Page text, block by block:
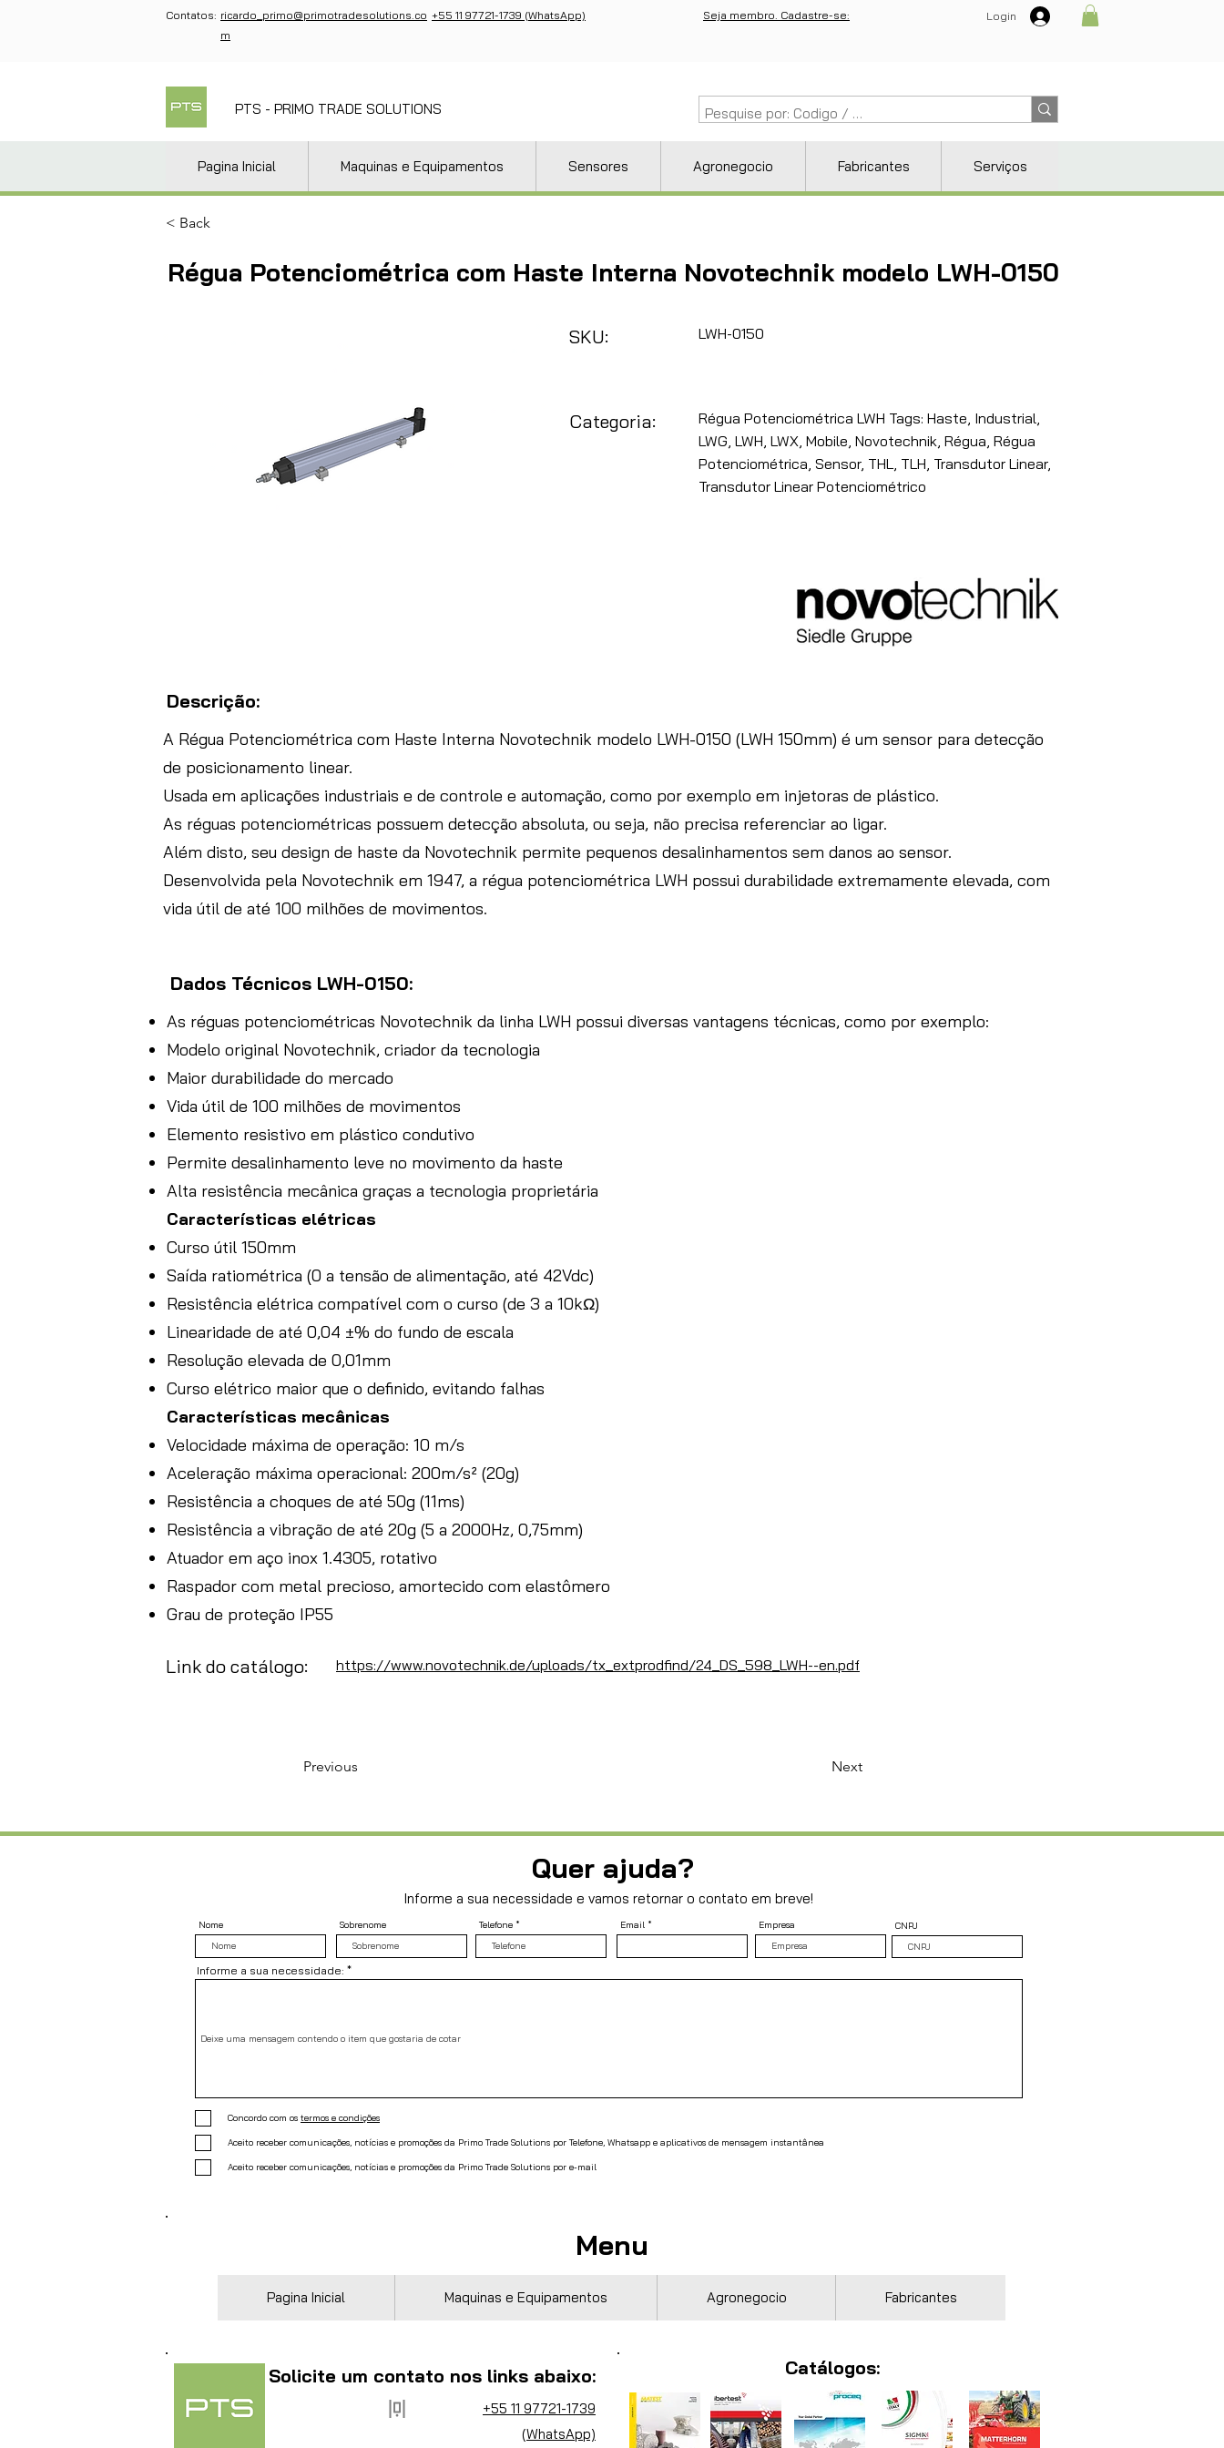
Contatos: ricardo_primo@primotradesolutions.co
m
+55 11 97721-1739 (WhatsApp) Seja membro. Cadastre-se: Login
PTS - PRIMO TRADE SOLUTIONS
Pagina Inicial Maquinas e Equipamentos Sensores Agronegocio Fabricantes Serviços
< Back
Régua Potenciométrica com Haste Interna Novotechnik modelo LWH-0150
SKU:
Categoria:
LWH-0150
Régua Potenciométrica LWH Tags: Haste, Industrial,
LWG, LWH, LWX, Mobile, Novotechnik, Régua, Régua
Potenciométrica, Sensor, THL, TLH, Transdutor Linear,
Transdutor Linear Potenciométrico
Descrição:
A Régua Potenciométrica com Haste Interna Novotechnik modelo LWH-0150 (LWH 150mm) é um sensor para detecção
de posicionamento linear.
Usada em aplicações industriais e de controle e automação, como por exemplo em injetoras de plástico.
As réguas potenciométricas possuem detecção absoluta, ou seja, não precisa referenciar ao ligar.
Além disto, seu design de haste da Novotechnik permite pequenos desalinhamentos sem danos ao sensor.
Desenvolvida pela Novotechnik em 1947, a régua potenciométrica LWH possui durabilidade extremamente elevada, com
vida útil de até 100 milhões de movimentos.
Dados Técnicos LWH-0150:
As réguas potenciométricas Novotechnik da linha LWH possui diversas vantagens técnicas, como por exemplo:
Modelo original Novotechnik, criador da tecnologia
Maior durabilidade do mercado
Vida útil de 100 milhões de movimentos
Elemento resistivo em plástico condutivo
Permite desalinhamento leve no movimento da haste
Alta resistência mecânica graças a tecnologia proprietária
Características elétricas
Curso útil 150mm
Saída ratiométrica (0 a tensão de alimentação, até 42Vdc)
Resistência elétrica compatível com o curso (de 3 a 10kΩ)
Linearidade de até 0,04 ±% do fundo de escala
Resolução elevada de 0,01mm
Curso elétrico maior que o definido, evitando falhas
Características mecânicas
Velocidade máxima de operação: 10 m/s
Aceleração máxima operacional: 200m/s² (20g)
Resistência a choques de até 50g (11ms)
Resistência a vibração de até 20g (5 a 2000Hz, 0,75mm)
Atuador em aço inox 1.4305, rotativo
Raspador com metal precioso, amortecido com elastômero
Grau de proteção IP55
Link do catálogo: https://www.novotechnik.de/uploads/tx_extprodfind/24_DS_598_LWH--en.pdf
Previous Next
Quer ajuda?
Informe a sua necessidade e vamos retornar o contato em breve!
Nome Sobrenome Telefone Email Empresa CNPJ
Informe a sua necessidade:
Concordo com os termos e condições
Aceito receber comunicações, notícias e promoções da Primo Trade Solutions por Telefone, Whatsapp e aplicativos de mensagem instantânea
Aceito receber comunicações, notícias e promoções da Primo Trade Solutions por e-mail
Menu
Pagina Inicial Maquinas e Equipamentos Agronegocio Fabricantes
Solicite um contato nos links abaixo:
+55 11 97721-1739
(WhatsApp)
Catálogos: